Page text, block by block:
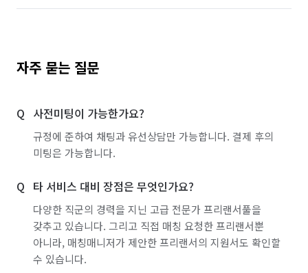
자주 묻는 질문
사전미팅이 가능한가요?
규정에 준하여 채팅과 유선상담만 가능합니다. 결제 후의
미팅은 가능합니다.
타 서비스 대비 장점은 무엇인가요?
다양한 직군의 경력을 지닌 고급 전문가 프리랜서풀을
갖추고 있습니다. 그리고 직접 매칭 요청한 프리랜서뿐
아니라, 매칭매니저가 제안한 프리랜서의 지원서도 확인할
수 있습니다.